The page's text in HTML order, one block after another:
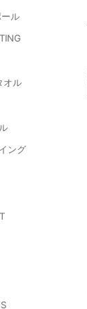
ル
オル
ング